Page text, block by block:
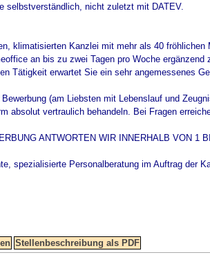
selbstverständlich, nicht zuletzt mit DATEV.
klimatisierten Kanzlei mit mehr als 40
an bis zu zwei Tagen pro Woche
Tätigkeit erwartet Sie ein sehr angemessenes
(am Liebsten mit Lebenslauf und
absolut vertraulich behandeln. Bei Fragen
ANTWORTEN WIR INNERHALB VON 1
spezialisierte Personalberatung im Auftrag der